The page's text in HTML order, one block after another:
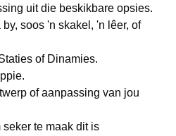
uit die beskikbare opsies.
soos 'n skakel, 'n lêer, of
of Dinamies.
of aanpassing van jou
te maak dit is